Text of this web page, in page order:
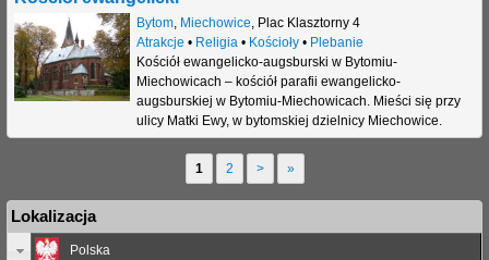
Bytom, Miechowice Plac Klasztorny 4
Atrakcje • Religia • Kościoły• Plebanie
Kościół ewangelicko-augsburski w Bytomiu-
Miechowicach – kościół parafii ewangelicko-
augsburskiej w Bytomiu-Miechowicach. Mieści się przy
ulicy Matki Ewy, w bytomskiej dzielnicy Miechowice.
1 2 > »
Lokalizacja
Polska